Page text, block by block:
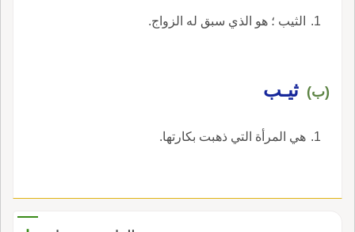
‏الثيب ؛ هو الذي سبق له الزواج‏.
(ب) ثيـب
هي المرأة التي ذهبت بكارتها.